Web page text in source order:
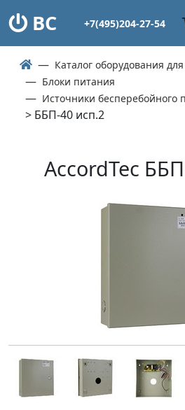
ВС +7(495)204-27-54
Каталог оборудования
Блоки питания
Источники бесперебойного
> ББП-40 исп.2
AccordTec